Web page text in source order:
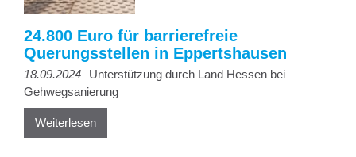
24.800 Euro für barrierefreie
Querungsstellen in Eppertshausen
18.09.2024
Unterstützung durch Land Hessen bei
Gehwegsanierung
Weiterlesen